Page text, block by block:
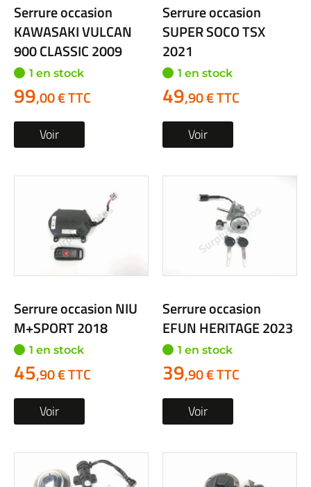
Serrure occasion
KAWASAKI VULCAN
900 CLASSIC 2009
1 en stock
99,00 € TTC
Voir
Serrure occasion
SUPER SOCO TSX
2021
1 en stock
49,90 € TTC
Voir
Serrure occasion NIU
M+SPORT 2018
1 en stock
45,90 € TTC
Voir
Serrure occasion
EFUN HERITAGE 2023
1 en stock
39,90 € TTC
Voir